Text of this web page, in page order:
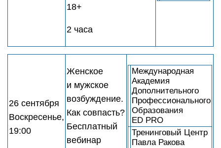
18+
2 часа
26 сентября
Воскресенье,
19:00
Женское
и мужское
возбуждение.
Как совпасть?
Бесплатный
вебинар
Международная
Академия
Дополнительного
Профессионального
Образования
ED PRO
Тренинговый Центр
Павла Ракова